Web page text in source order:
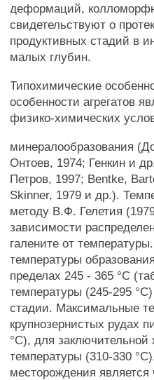
деформаций,
свидетельствуют о
продуктивных стадий в
малых глубин.
Типохимические
особенности агрегатов
физико-химических
минералообразования
Онтоев, 1974; Генкин и
Петров, 1997; Bentke,
Skinner, 1979 и др.).
методу В.Ф. Гелетия
зависимости
галените от
температуры
пределах 245 - 365 °С
температуры (245-295
стадии. Максимальные
крупнозернистых рудах
°С), для
температуры (310-330
месторождения является